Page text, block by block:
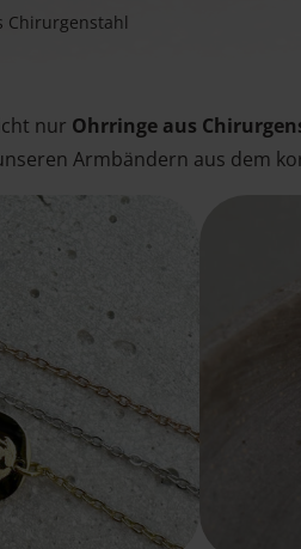
Chirurgenstahl
nur Ohrringe aus
Armbändern aus dem